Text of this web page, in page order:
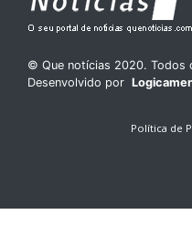
© Que notícias 2020. Todos
Desenvolvido por
Política de